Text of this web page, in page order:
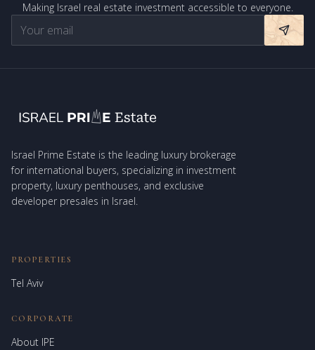
Making Israel real estate investment accessible to everyone.
Israel Prime Estate is the leading luxury brokerage
for international buyers, specializing in investment
property, luxury penthouses, and exclusive
developer presales in Israel.
PROPERTIES
Tel Aviv
CORPORATE
About IPE